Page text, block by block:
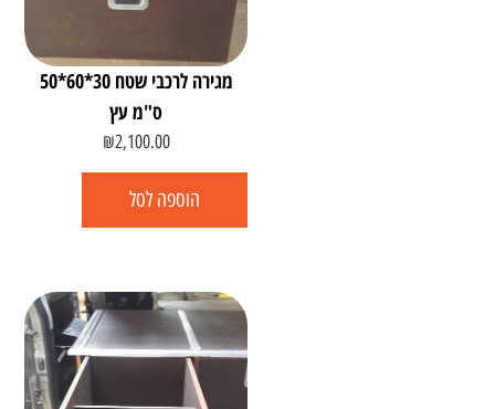
מגירה לרכבי שטח 30*60*50
ס"מ עץ
₪2,100.00
הוספה לסל